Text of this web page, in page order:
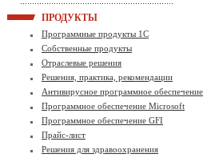
ПРОДУКТЫ
Программные продукты 1С
Собственные продукты
Отраслевые решения
Решения, практика, рекомендации
Антивирусное программное обеспечение
Программное обеспечение Microsoft
Программное обеспечение GFI
Прайс-лист
Решения для здравоохранения